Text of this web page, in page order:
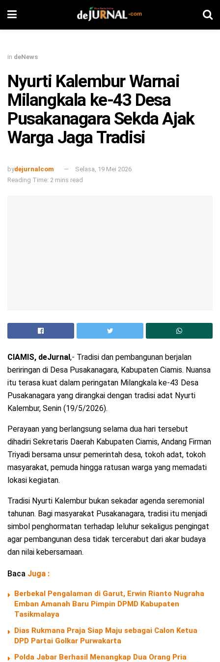
in deNews
Nyurti Kalembur Warnai
Milangkala ke-43 Desa
Pusakanagara Sekda Ajak
Warga Jaga Tradisi
bydejurnalcom
Selasa, 19 Mei 2026
Reading Time: 2 mins read
CIAMIS, deJurnal,- Tradisi dan pembangunan berjalan
beriringan di Desa Pusakanagara, Kabupaten Ciamis. Nuansa
itu terasa kuat dalam peringatan Milangkala ke-43 Desa
Pusakanagara yang dirangkai dengan tradisi adat Nyurti
Kalembur, Senin (19/5/2026).
Perayaan yang berlangsung selama dua hari tersebut
dihadiri Sekretaris Daerah Kabupaten Ciamis, Andang Firman
Triyadi bersama unsur pemerintah desa, tokoh adat, tokoh
masyarakat, pemuda hingga ratusan warga yang memadati
lokasi kegiatan.
Tradisi Nyurti Kalembur bukan sekadar agenda seremonial
tahunan. Bagi masyarakat Pusakanagara, tradisi itu menjadi
simbol penghormatan terhadap leluhur sekaligus pengingat
agar pembangunan desa tidak tercerabut dari akar budaya
dan nilai kebersamaan.
Baca Juga :
Berbekal Pengalaman di Garut, Erwin Rianto Nugraha
Emban Amanah Baru Pimpin DPMD Kabupaten
Tasikmalaya
Dias Rukmana Praja Siap Maju sebagai Calon Ketua
DPD Partai Golkar Purwakarta
Polda Jabar Berhasil Menangkap Dua Orang Pria